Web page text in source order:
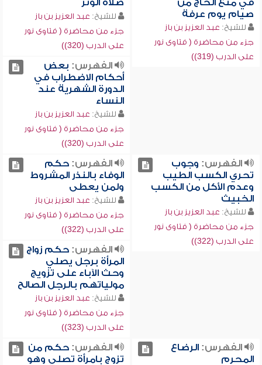
في منع الحاج من
صيام يوم عرفة
للشيخ: عبد العزيز بن باز
جزء من محاضرة ( فتاوى نور
على الدرب (319))
صلاة الوتر
للشيخ: عبد العزيز بن باز
جزء من محاضرة ( فتاوى نور
على الدرب (320))
الفهرس: بعض
أحكام الاضطراب في
الدورة الشهرية عند
النساء
للشيخ: عبد العزيز بن باز
جزء من محاضرة ( فتاوى نور
على الدرب (320))
الفهرس: وجوب
تحري الكسب الطيب
وعدم الأكل من الكسب
الخبيث
للشيخ: عبد العزيز بن باز
جزء من محاضرة ( فتاوى نور
على الدرب (322))
الفهرس:حكم
الوفاء بالنذر المشروط
ولمن يعطى
للشيخ: عبد العزيز بن باز
جزء من محاضرة ( فتاوى نور
على الدرب (322))
الفهرس:حكم زواج
المرأة برجل يصلي
وحث الآباء على تزويج
مولياتهم بالرجل الصالح
للشيخ: عبد العزيز بن باز
جزء من محاضرة ( فتاوى نور
على الدرب (323))
الفهرس:الرضاع
المحرم
الفهرس:حكم من
تزوج بامرأة تصلي وهو